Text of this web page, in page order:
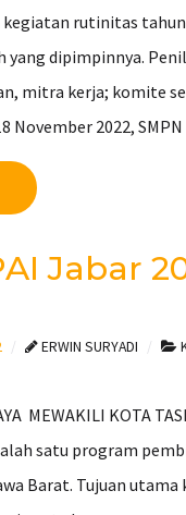
kegiatan rutinitas
yang dipimpinnya.
mitra kerja; komite
November 2022,
Jabar
ERWIN SURYADI
MEWAKILI KOTA
satu program
Barat. Tujuan